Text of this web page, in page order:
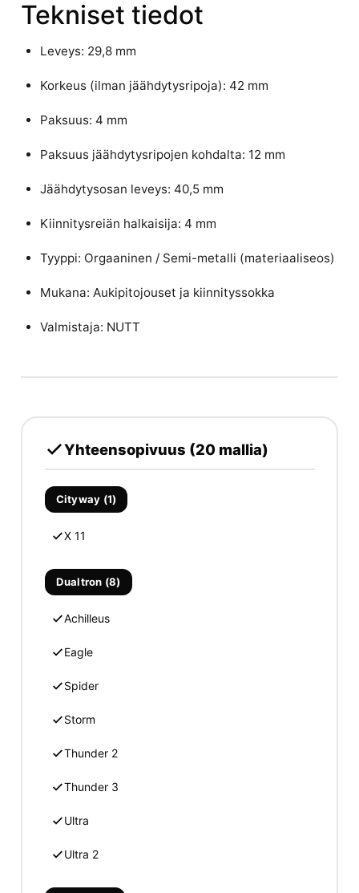
Tekniset tiedot
Leveys: 29,8 mm
Korkeus (ilman jäähdytysripoja): 42 mm
Paksuus: 4 mm
Paksuus jäähdytysripojen kohdalta: 12 mm
Jäähdytysosan leveys: 40,5 mm
Kiinnitysreiän halkaisija: 4 mm
Tyyppi: Orgaaninen / Semi-metalli (materiaaliseos)
Mukana: Aukipitojouset ja kiinnityssokka
Valmistaja: NUTT
Yhteensopivuus (20 mallia)
Cityway (1)
X 11
Dualtron (8)
Achilleus
Eagle
Spider
Storm
Thunder 2
Thunder 3
Ultra
Ultra 2